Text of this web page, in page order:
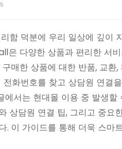
함 덕분에 우리 일상에 깊이
은 다양한 상품과 편리한 서
매한 상품에 대한 반품, 교환
전화번호를 찾고 상담원 연결
에서는 현대몰 이용 중 발생
상담원 연결 팁, 그리고 중요
. 이 가이드를 통해 더욱 스마